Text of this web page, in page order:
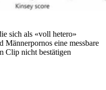
sich als «voll hetero»
Männerpornos eine messbare
Clip nicht bestätigen